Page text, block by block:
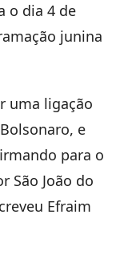
o dia 4 de
junina
uma ligação
e
para o
São João do
Efraim